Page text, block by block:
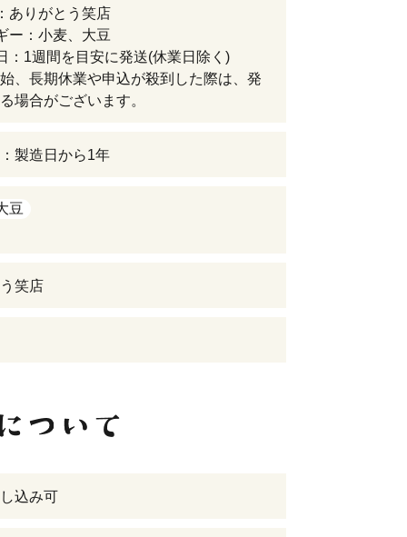
ありがとう笑店
ー：小麦、大豆
：1週間を目安に発送(休業日除く)
、長期休業や申込が殺到した際は、発
場合がございます。
製造日から1年
豆
笑店
込み可